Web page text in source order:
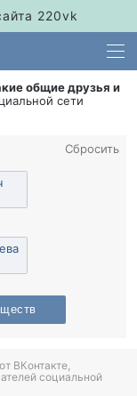
220vk
общие друзья и
сети
Сбросить
ВКонтакте,
социальной